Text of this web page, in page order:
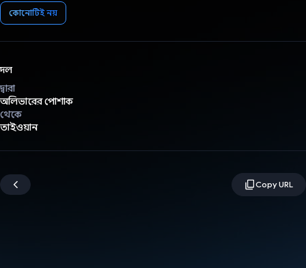
কোনোটিই নয়
দল
দ্বারা
অলিভারের পোশাক
থেকে
তাইওয়ান